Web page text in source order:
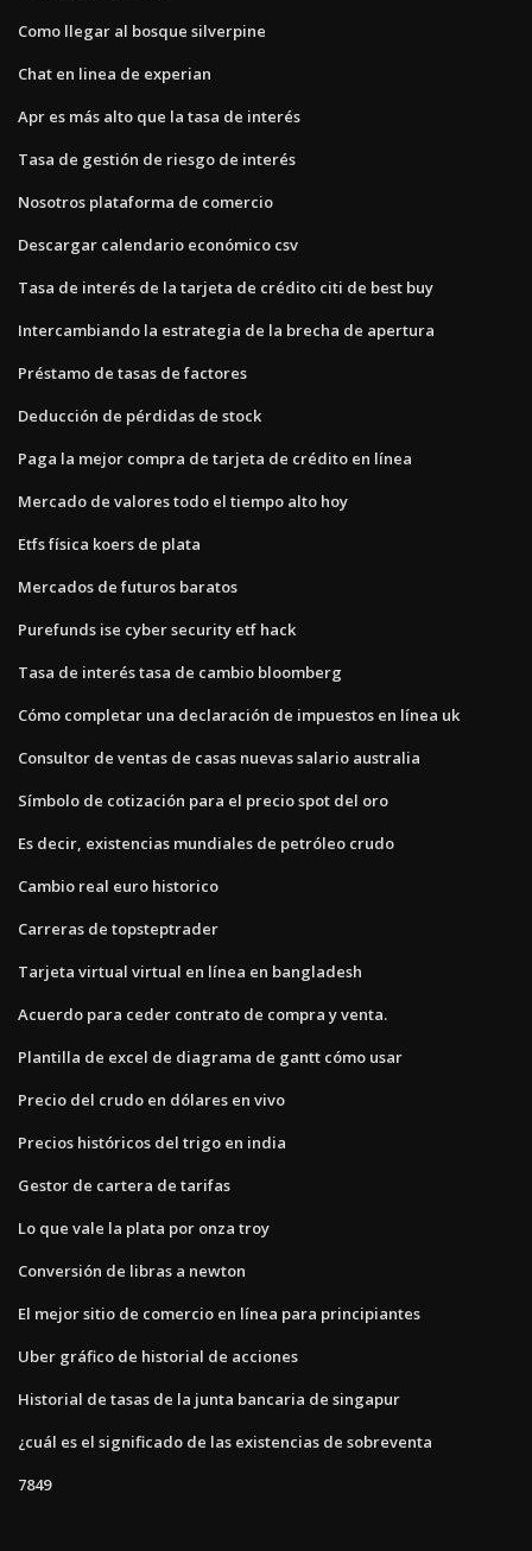
Como llegar al bosque silverpine
Chat en linea de experian
Apr es más alto que la tasa de interés
Tasa de gestión de riesgo de interés
Nosotros plataforma de comercio
Descargar calendario económico csv
Tasa de interés de la tarjeta de crédito citi de best buy
Intercambiando la estrategia de la brecha de apertura
Préstamo de tasas de factores
Deducción de pérdidas de stock
Paga la mejor compra de tarjeta de crédito en línea
Mercado de valores todo el tiempo alto hoy
Etfs física koers de plata
Mercados de futuros baratos
Purefunds ise cyber security etf hack
Tasa de interés tasa de cambio bloomberg
Cómo completar una declaración de impuestos en línea uk
Consultor de ventas de casas nuevas salario australia
Símbolo de cotización para el precio spot del oro
Es decir, existencias mundiales de petróleo crudo
Cambio real euro historico
Carreras de topsteptrader
Tarjeta virtual virtual en línea en bangladesh
Acuerdo para ceder contrato de compra y venta.
Plantilla de excel de diagrama de gantt cómo usar
Precio del crudo en dólares en vivo
Precios históricos del trigo en india
Gestor de cartera de tarifas
Lo que vale la plata por onza troy
Conversión de libras a newton
El mejor sitio de comercio en línea para principiantes
Uber gráfico de historial de acciones
Historial de tasas de la junta bancaria de singapur
¿cuál es el significado de las existencias de sobreventa
7849